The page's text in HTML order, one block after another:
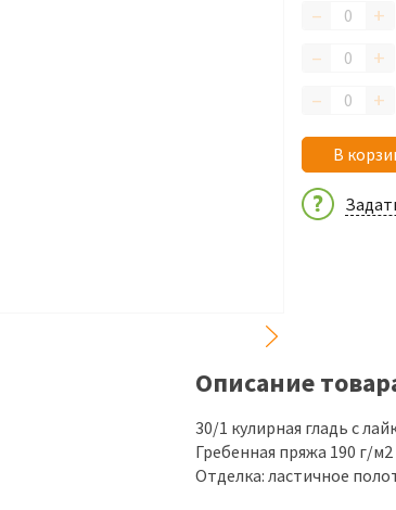
– +
– +
– +
В
Описание
30/1 кулирная гладь с
Гребенная пряжа 190 г/м2
Отделка: ластичное